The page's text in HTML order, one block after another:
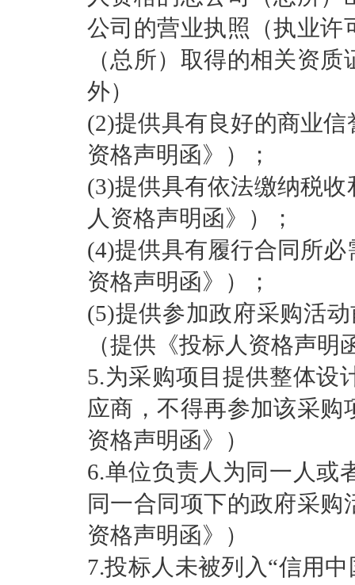
公司的营业执照（执业许
（总所）取得的相关资
外）
(2)提供具有良好的商业
资格声明函》）；
(3)提供具有依法缴纳税
人资格声明函》）；
(4)提供具有履行合同所
资格声明函》）；
(5)提供参加政府采购活
（提供《投标人资格声明
5.为采购项目提供整体设
应商，不得再参加该采
资格声明函》）
6.单位负责人为同一人或
同一合同项下的政府采
资格声明函》）
7.投标人未被列入“信用